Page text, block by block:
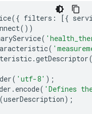
({ filters : [{
())
(
(
.getDescriptor
( 'utf-8' );
. encode( 'Defines
(userDescription);